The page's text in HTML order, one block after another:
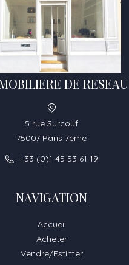
DE RESEAU
5 rue Surcouf
75007 Paris 7ème
+33 (0)1 45 53 61 19
NAVIGATION
Accueil
Acheter
Vendre/Estimer